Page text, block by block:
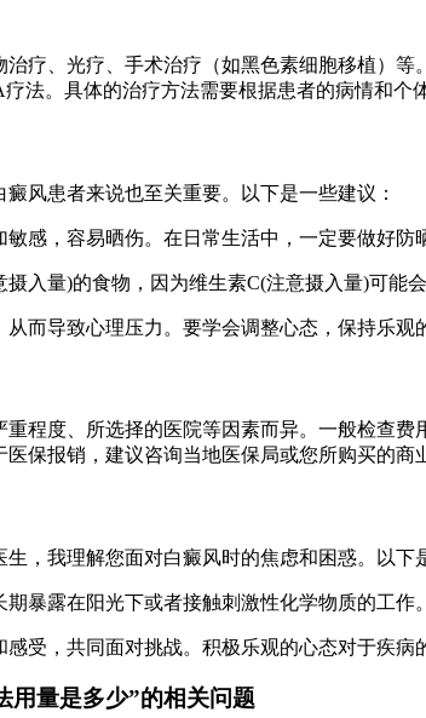
治疗、光疗、手术治疗（如黑色素细胞移植）
法。具体的治疗方法需要根据患者的病情和个
风患者来说也至关重要。以下是一些建议：
感，容易晒伤。在日常生活中，一定要做好防
入量)的食物，因为维生素C(注意摄入量)可能
而导致心理压力。要学会调整心态，保持乐观
程度、所选择的医院等因素而异。一般检查
保报销，建议咨询当地医保局或您所购买的商
，我理解您面对白癜风时的焦虑和困惑。以下
暴露在阳光下或者接触刺激性化学物质的工作
受，共同面对挑战。积极乐观的心态对于疾病
用量是多少”的相关问题